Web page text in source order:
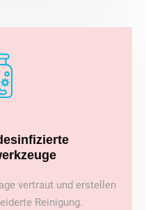
vertraut und erstellen
Reinigung.